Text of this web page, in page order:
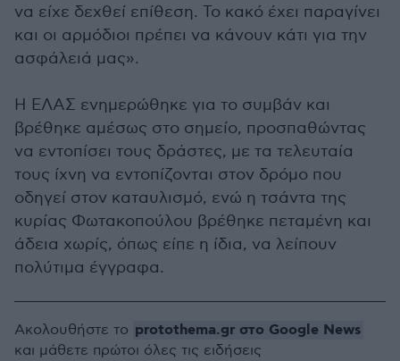
να είχε δεχθεί επίθεση. Το κακό έχει παραγίνει
και οι αρμόδιοι πρέπει να κάνουν κάτι για την
ασφάλειά μας».
Η ΕΛΑΣ ενημερώθηκε για το συμβάν και
βρέθηκε αμέσως στο σημείο, προσπαθώντας
να εντοπίσει τους δράστες, με τα τελευταία
τους ίχνη να εντοπίζονται στον δρόμο που
οδηγεί στον καταυλισμό, ενώ η τσάντα της
κυρίας Φωτακοπούλου βρέθηκε πεταμένη και
άδεια χωρίς, όπως είπε η ίδια, να λείπουν
πολύτιμα έγγραφα.
Ακολουθήστε το protothema.gr στο Google News
και μάθετε πρώτοι όλες τις ειδήσεις